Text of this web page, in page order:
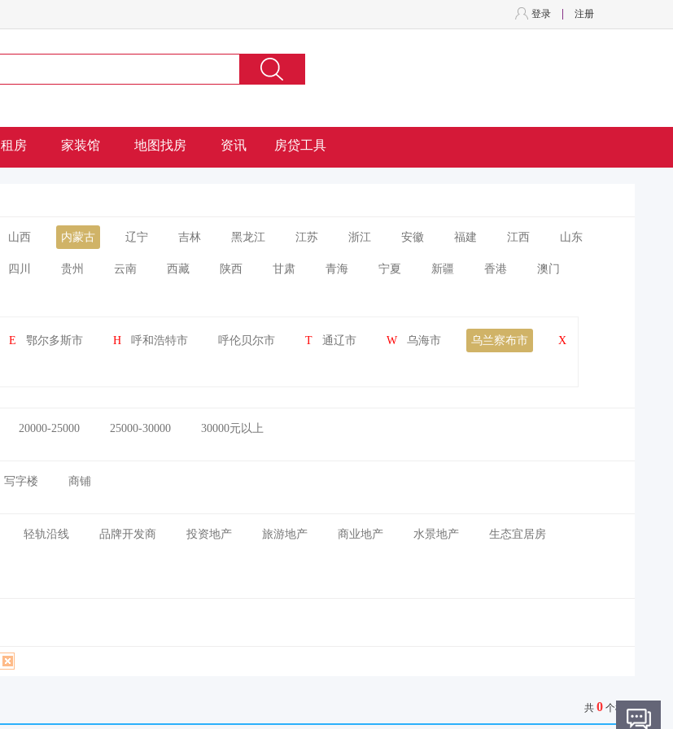
注册
登录
租房 家装馆 地图找房 资讯 房贷工具
山西 内蒙古 辽宁 吉林 黑龙江 江苏 浙江 安徽 福建 江西 山东
四川 贵州 云南 西藏 陕西 甘肃 青海 宁夏 新疆 香港 澳门
E 鄂尔多斯市 H 呼和浩特市 呼伦贝尔市 T 通辽市 W 乌海市 乌兰察布市 X
20000-25000 25000-30000 30000元以上
写字楼 商铺
轻轨沿线 品牌开发商 投资地产 旅游地产 商业地产 水景地产 生态宜居房
共 0 个楼盘